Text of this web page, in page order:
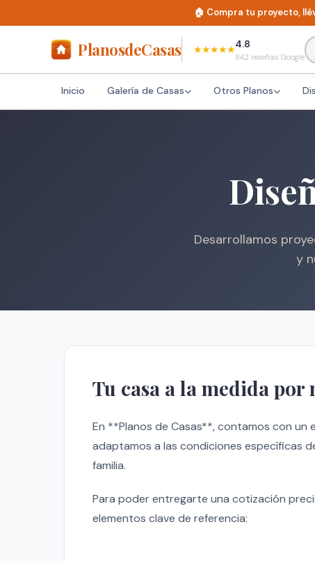
🏠 Compra tu proyecto,
PlanosdeCasas ★★★★★4.8
842 reseñas Google
Inicio Galería de Casas Otros Planos
Desarrollamos
y
Tu casa a la medida
En **Planos de Casas**, contamos con
adaptamos a las condiciones específicas
familia.
Para poder entregarte una cotización
elementos clave de referencia: